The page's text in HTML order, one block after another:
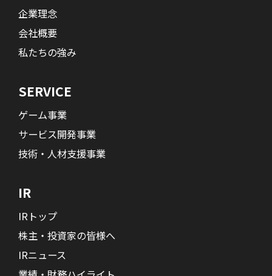
企業理念
会社概要
私たちの強み
SERVICE
ゲーム事業
サービス開発事業
技術・人材支援事業
IR
IRトップ
株主・投資家の皆様へ
IRニュース